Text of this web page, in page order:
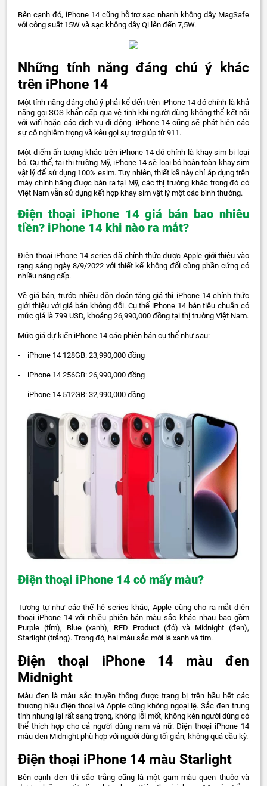
Bên cạnh đó, iPhone 14 cũng hỗ trợ sạc nhanh không dây MagSafe
với công suất 15W và sạc không dây Qi lên đến 7,5W.
Những tính năng đáng chú ý khác
trên iPhone 14
Một tính năng đáng chú ý phải kể đến trên iPhone 14 đó chính là khả
năng gọi SOS khẩn cấp qua vệ tinh khi người dùng không thể kết nối
với wifi hoặc các dịch vụ di động. iPhone 14 cũng sẽ phát hiện các
sự cô nghiêm trọng và kêu gọi sự trợ giúp từ 911.
Một điếm ấn tượng khác trên iPhone 14 đó chính là khay sim bị loại
bỏ. Cụ thể, tại thị trường Mỹ, iPhone 14 sẽ loại bỏ hoàn toàn khay sim
vật lý để sử dụng 100% esim. Tuy nhiên, thiết kế này chỉ áp dụng trên
máy chính hãng được bán ra tại Mỹ, các thị trường khác trong đó có
Việt Nam vẫn sử dụng kết hợp khay sim vật lý một các bình thường.
Điện thoại iPhone 14 giá bán bao nhiêu
tiền? iPhone 14 khi nào ra mắt?
Điện thoại iPhone 14 series đã chính thức được Apple giới thiệu vào
rạng sáng ngày 8/9/2022 với thiết kế không đổi cùng phần cứng có
nhiều nâng cấp.
Về giá bán, trước nhiều đồn đoán tăng giá thì iPhone 14 chính thức
giới thiệu với giá bán không đổi. Cụ thể iPhone 14 bản tiêu chuẩn có
mức giá là 799 USD, khoảng 26,990,000 đồng tại thị trường Việt Nam.
Mức giá dự kiến iPhone 14 các phiên bản cụ thể như sau:
- iPhone 14 128GB: 23,990,000 đồng
- iPhone 14 256GB: 26,990,000 đồng
- iPhone 14 512GB: 32,990,000 đồng
Điện thoại iPhone 14 có mấy màu?
Tương tự như các thế hệ series khác, Apple cũng cho ra mắt điện
thoại iPhone 14 với nhiều phiên bản màu sắc khác nhau bao gồm
Purple (tím), Blue (xanh), RED Product (đỏ) và Midnight (đen),
Starlight (trắng). Trong đó, hai màu sắc mới là xanh và tím.
Điện thoại iPhone 14 màu đen
Midnight
Màu đen là màu sắc truyền thống được trang bị trên hầu hết các
thương hiệu điện thoại và Apple cũng không ngoại lệ. Sắc đen trung
tính nhưng lại rất sang trọng, không lỗi mốt, không kén người dùng có
thể thích hợp cho cả người dùng nam và nữ. Điện thoại iPhone 14
màu đen Midnight phù hợp với người dùng tối giản, không quá cầu kỳ.
Điện thoại iPhone 14 màu Starlight
Bên cạnh đen thì sắc trắng cũng là một gam màu quen thuộc và